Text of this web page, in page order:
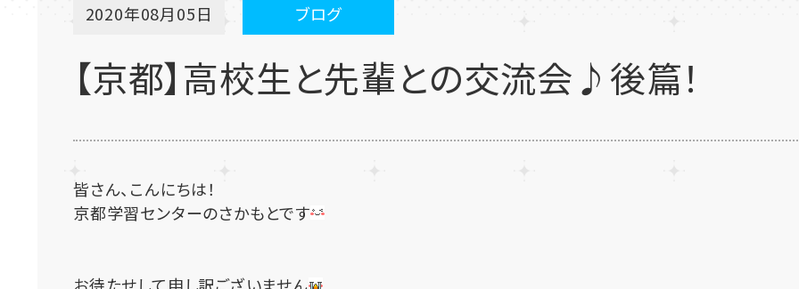
2020年08月05日 ブログ
【京都】高校生と先輩との交流会♪後篇！
皆さん、こんにちは！
京都学習センターのさかもとです